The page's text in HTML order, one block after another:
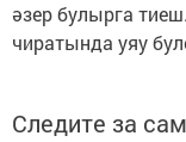
әзер булырга
чиратында уяу
Следите за